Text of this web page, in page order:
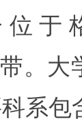
于
。大
系包